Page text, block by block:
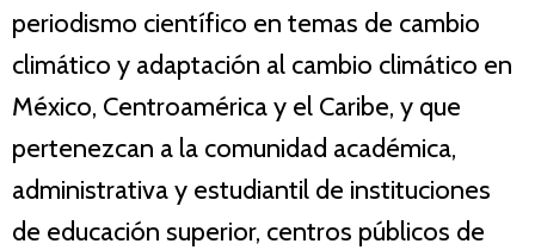
periodismo científico en temas de cambio
climático y adaptación al cambio climático en
México, Centroamérica y el Caribe, y que
pertenezcan a la comunidad académica,
administrativa y estudiantil de instituciones
de educación superior, centros públicos de